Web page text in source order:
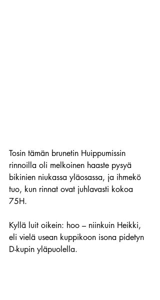
Tosin tämän brunetin Huippumissin
rinnoilla oli melkoinen haaste pysyä
bikinien niukassa yläosassa, ja ihmekö
tuo, kun rinnat ovat juhlavasti kokoa
75H.
Kyllä luit oikein: hoo – niinkuin Heikki,
eli vielä usean kuppikoon isona pidetyn
D-kupin yläpuolella.